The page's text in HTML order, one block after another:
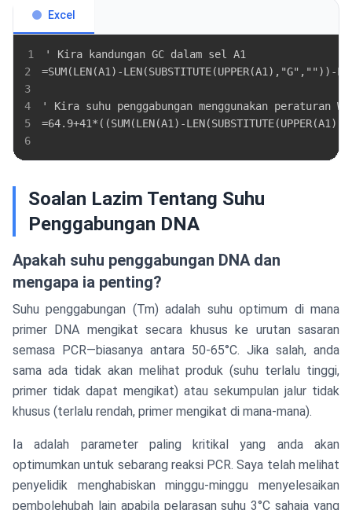
Excel
1
2
3
4
5
6
Soalan Lazim Tentang Suhu
Penggabungan DNA
Apakah suhu penggabungan DNA dan
mengapa ia penting?
Suhu penggabungan (Tm) adalah suhu optimum di mana
primer DNA mengikat secara khusus ke urutan sasaran
semasa PCR—biasanya antara 50-65°C. Jika salah, anda
sama ada tidak akan melihat produk (suhu terlalu tinggi,
primer tidak dapat mengikat) atau sekumpulan jalur tidak
khusus (terlalu rendah, primer mengikat di mana-mana).
Ia adalah parameter paling kritikal yang anda akan
optimumkan untuk sebarang reaksi PCR. Saya telah melihat
penyelidik menghabiskan minggu-minggu menyelesaikan
pembolehubah lain apabila pelarasan suhu 3°C sahaja yang